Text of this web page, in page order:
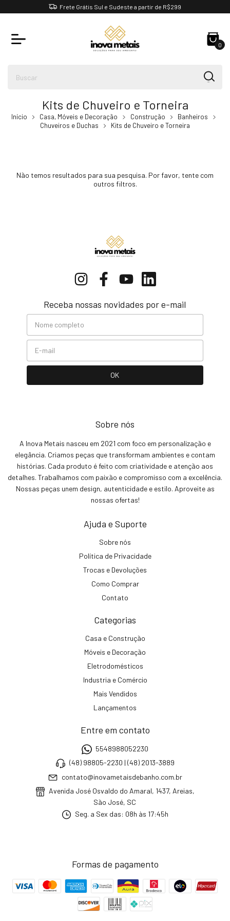
Frete Grátis Sul e Sudeste a partir de R$299
0
Kits de Chuveiro e Torneira
Início Casa, Móveis e Decoração Construção
Banheiros
Chuveiros e Duchas
Kits de Chuveiro e Torneira
Não temos resultados para sua pesquisa. Por favor, tente com
outros filtros.
Receba nossas novidades por e-mail
Sobre nós
A Inova Metais nasceu em 2021 com foco em personalização e
elegância. Criamos peças que transformam ambientes e contam
histórias. Cada produto é feito com criatividade e atenção aos
detalhes. Trabalhamos com paixão e compromisso com a excelência.
Nossas peças unem design, autenticidade e estilo. Aproveite as
nossas ofertas!
Ajuda e Suporte
Sobre nós
Política de Privacidade
Trocas e Devoluções
Como Comprar
Contato
Categorias
Casa e Construção
Móveis e Decoração
Eletrodomésticos
Industria e Comércio
Mais Vendidos
Lançamentos
Entre em contato
5548988052230
(48) 98805-2230 | (48) 2013-3889
contato@inovametaisdebanho.com.br
Avenida José Osvaldo do Amaral, 1437, Areias,
São José, SC
Seg. a Sex das: 08h às 17:45h
Formas de pagamento